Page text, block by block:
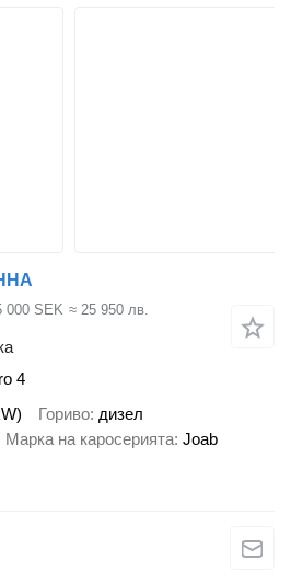
000 SEK ≈ 25 950 лв.
4
Гориво дизел
Марка на каросерията Joab